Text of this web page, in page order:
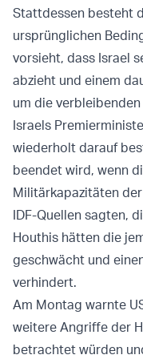
Stattdessen besteht
ursprünglichen
vorsieht, dass Israel
abzieht und einem
um die
Israels
wiederholt darauf
beendet wird, wenn
Militärkapazitäten
IDF-Quellen sagten,
Houthis hätten die
geschwächt und
verhindert.
Am Montag warnte
weitere Angriffe der
betrachtet würden